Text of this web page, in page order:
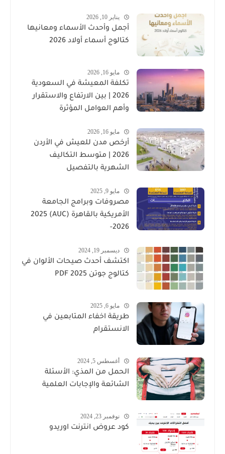
يناير 10, 2026
أجمل وأحدث الأسماء ومعانيها
كتالوج أسماء أولاد 2026
مايو 16, 2026
تكلفة المعيشة في السعودية
2026 | بين الارتفاع والاستقرار
وأهم العوامل المؤثرة
مايو 16, 2026
أرخص مدن للعيش في الأردن
2026 | متوسط التكاليف
الشهرية بالتفصيل
مايو 9, 2025
مصروفات وبرامج الجامعة
الأمريكية بالقاهرة (AUC) 2025
-2026
ديسمبر 19, 2024
اكتشف أحدث صيحات الألوان في
كتالوج جوتن PDF 2025
مايو 6, 2025
طريقة اخفاء المتابعين في
الانستقرام
أغسطس 5, 2024
الحمل من المذي: الأسئلة
الشائعة والإجابات العلمية
نوفمبر 23, 2024
كود عروض انترنت اوريدو